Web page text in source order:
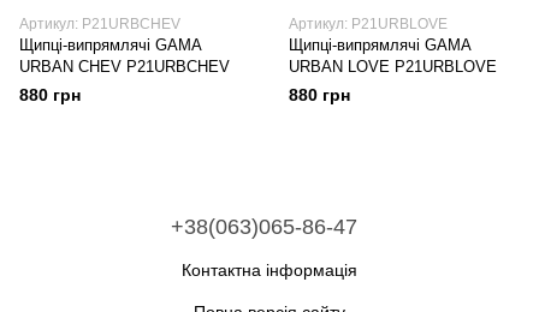
Артикул: P21URBCHEV
Щипці-випрямлячі GAMA
URBAN CHEV P21URBCHEV
880 грн
Артикул: P21URBLOVE
Щипці-випрямлячі GAMA
URBAN LOVE P21URBLOVE
880 грн
+38(063)065-86-47
Контактна інформація